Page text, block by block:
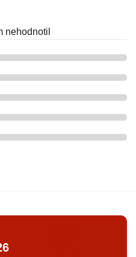
nehodnotil